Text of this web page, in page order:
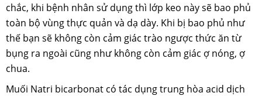
chắc, khi bệnh nhân sử dụng thì lớp keo này sẽ bao phủ
toàn bộ vùng thực quản và dạ dày. Khi bị bao phủ như
thế bạn sẽ không còn cảm giác trào ngược thức ăn từ
bụng ra ngoài cũng như không còn cảm giác ợ nóng, ợ
chua.
Muối Natri bicarbonat có tác dụng trung hòa acid dịch